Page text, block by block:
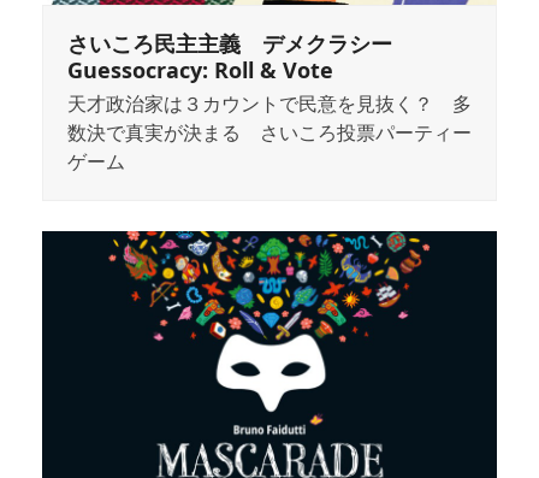
さいころ民主主義 デメクラシー
Guessocracy: Roll & Vote
天才政治家は３カウントで民意を見抜く？ 多
数決で真実が決まる さいころ投票パーティー
ゲーム